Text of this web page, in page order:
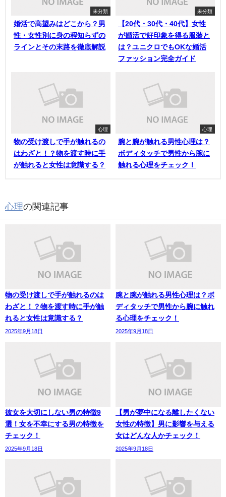
未分類
婚活で高望みはどこから？男
性・女性別に身の程知らずの
ラインとその末路を徹底解説
未分類
【20代・30代・40代】女性
が婚活で好印象を得る服装と
は？ユニクロでもOKな婚活
ファッション完全ガイド
心理
物の受け渡しで手が触れるの
はわざと！？物を渡す時に手
が触れると女性は意識する？
心理
腕と腕が触れる男性心理は？
ボディタッチで男性から腕に
触れる心理をチェック！
心理の関連記事
物の受け渡しで手が触れるのは
わざと！？物を渡す時に手が触
れると女性は意識する？
2025年9月18日
腕と腕が触れる男性心理は？ボ
ディタッチで男性から腕に触れ
る心理をチェック！
2025年9月18日
彼女を大切にしない男の特徴9
選！女を不幸にする男の特徴を
チェック！
2025年9月18日
【男が夢中になる離したくない
女性の特徴】男に影響を与える
女はどんな人かチェック！
2025年9月18日